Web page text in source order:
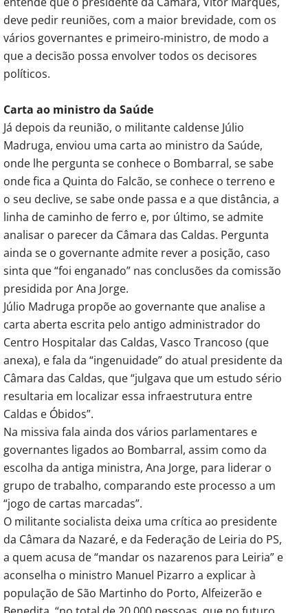
deve pedir reuniões, com a maior brevidade, com os
vários governantes e primeiro-ministro, de modo a
que a decisão possa envolver todos os decisores
políticos.
Carta ao ministro da Saúde
Já depois da reunião, o militante caldense Júlio
Madruga, enviou uma carta ao ministro da Saúde,
onde lhe pergunta se conhece o Bombarral, se sabe
onde fica a Quinta do Falcão, se conhece o terreno e
o seu declive, se sabe onde passa e a que distância, a
linha de caminho de ferro e, por último, se admite
analisar o parecer da Câmara das Caldas. Pergunta
ainda se o governante admite rever a posição, caso
sinta que “foi enganado” nas conclusões da comissão
presidida por Ana Jorge.
Júlio Madruga propõe ao governante que analise a
carta aberta escrita pelo antigo administrador do
Centro Hospitalar das Caldas, Vasco Trancoso (que
anexa), e fala da “ingenuidade” do atual presidente da
Câmara das Caldas, que “julgava que um estudo sério
resultaria em localizar essa infraestrutura entre
Caldas e Óbidos”.
Na missiva fala ainda dos vários parlamentares e
governantes ligados ao Bombarral, assim como da
escolha da antiga ministra, Ana Jorge, para liderar o
grupo de trabalho, comparando este processo a um
“jogo de cartas marcadas”.
O militante socialista deixa uma crítica ao presidente
da Câmara da Nazaré, e da Federação de Leiria do PS,
a quem acusa de “mandar os nazarenos para Leiria” e
aconselha o ministro Manuel Pizarro a explicar à
população de São Martinho do Porto, Alfeizerão e